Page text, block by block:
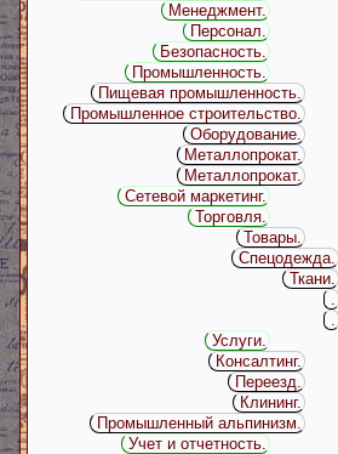
Менеджмент.
Персонал.
Безопасность.
Промышленность.
Пищевая промышленность.
Промышленное строительство.
Оборудование.
Металлопрокат.
Металлопрокат.
Сетевой маркетинг.
Торговля.
Товары.
Спецодежда.
Ткани.
.
.
Услуги.
Консалтинг.
Переезд.
Клининг.
Промышленный альпинизм.
Учет и отчетность.